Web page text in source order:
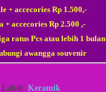
+ accecories Rp 1.500,-
+ accecories Rp 2.500 ,-
ratus Pcs atau lebih 1 bulan
awangga souvenir
Label: Keramik